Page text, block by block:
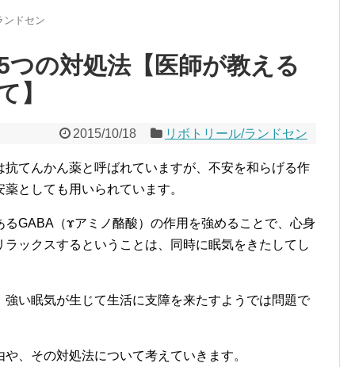
ンドセン
の対処法【医師が教える
】
2015/10/18 リボトリール/ランドセン
てんかん薬と呼ばれていますが、不安を和らげる作
としても用いられています。
GABA（ɤアミノ酪酸）の作用を強めることで、心身
ックスするということは、同時に眠気をきたしてし
い眠気が生じて生活に支障を来たすようでは問題で
、その対処法について考えていきます。